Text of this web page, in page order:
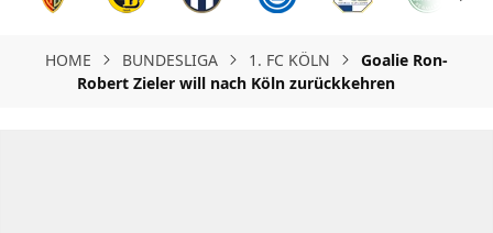
HOME BUNDESLIGA 1. FC KÖLN
Goalie Ron-
Robert Zieler will nach Köln zurückkehren